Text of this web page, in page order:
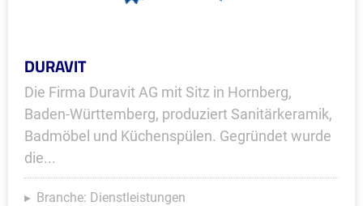
DURAVIT
Die Firma Duravit AG mit Sitz in Hornberg,
Baden-Württemberg, produziert Sanitärkeramik,
Badmöbel und Küchenspülen. Gegründet wurde
die...
Branche: Dienstleistungen